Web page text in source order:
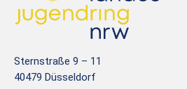
Sternstraße 9 – 11
40479 Düsseldorf